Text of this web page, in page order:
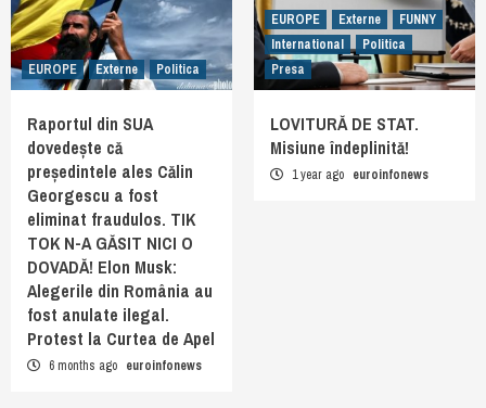
EUROPE Externe Politica
Raportul din SUA
dovedește că
președintele ales Călin
Georgescu a fost
eliminat fraudulos. TIK
TOK N-A GĂSIT NICI O
DOVADĂ! Elon Musk:
Alegerile din România au
fost anulate ilegal.
Protest la Curtea de Apel
6 months ago euroinfonews
EUROPE Externe
FUNNY
International
Politica
Presa
LOVITURĂ DE STAT.
Misiune îndeplinită!
1 year ago euroinfonews